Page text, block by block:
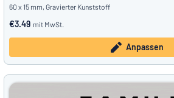
60 x 15 mm, Gravierter Kunststoff
€3.49 mit MwSt.
Anpassen